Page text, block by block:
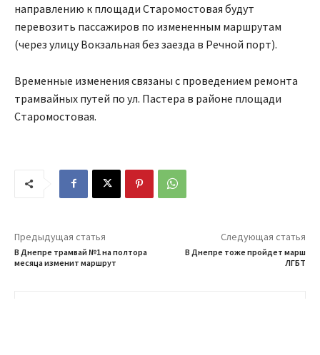
направлению к площади Старомостовая будут
перевозить пассажиров по измененным маршрутам
(через улицу Вокзальная без заезда в Речной порт).
Временные изменения связаны с проведением ремонта
трамвайных путей по ул. Пастера в районе площади
Старомостовая.
Предыдущая статья
В Днепре трамвай №1 на полтора
месяца изменит маршрут
Следующая статья
В Днепре тоже пройдет марш
ЛГБТ